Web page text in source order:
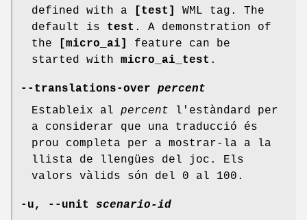
defined with a
[test]
WML tag. The
default is test . A demonstration of
the
[micro_ai]
feature can be
started with micro_ai_test .
--translations-over percent
Estableix al percent l'estàndard per
a considerar que una traducció és
prou completa per a mostrar-la a la
llista de llengües del joc. Els
valors vàlids són del 0 al 100.
-u, --unit
scenario-id